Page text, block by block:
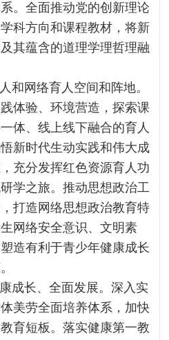
。全面推动党的创新理论
科方向和课程教材，将新
其蕴含的道理学理哲理融
和网络育人空间和阵地。
体验、环境营造，探索课
体、线上线下融合的育人
新时代生动实践和伟大成
充分发挥红色资源育人功
学之旅。推动思想政治工
打造网络思想政治教育特
网络安全意识、文明素
造有利于青少年健康成长
成长、全面发展。深入实
美劳全面培养体系，加快
育短板。落实健康第一教